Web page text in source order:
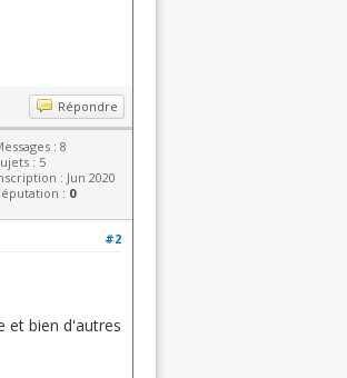
Répondre
: 8
: 5
: Jun 2020
: 0
#2
et bien d'autres